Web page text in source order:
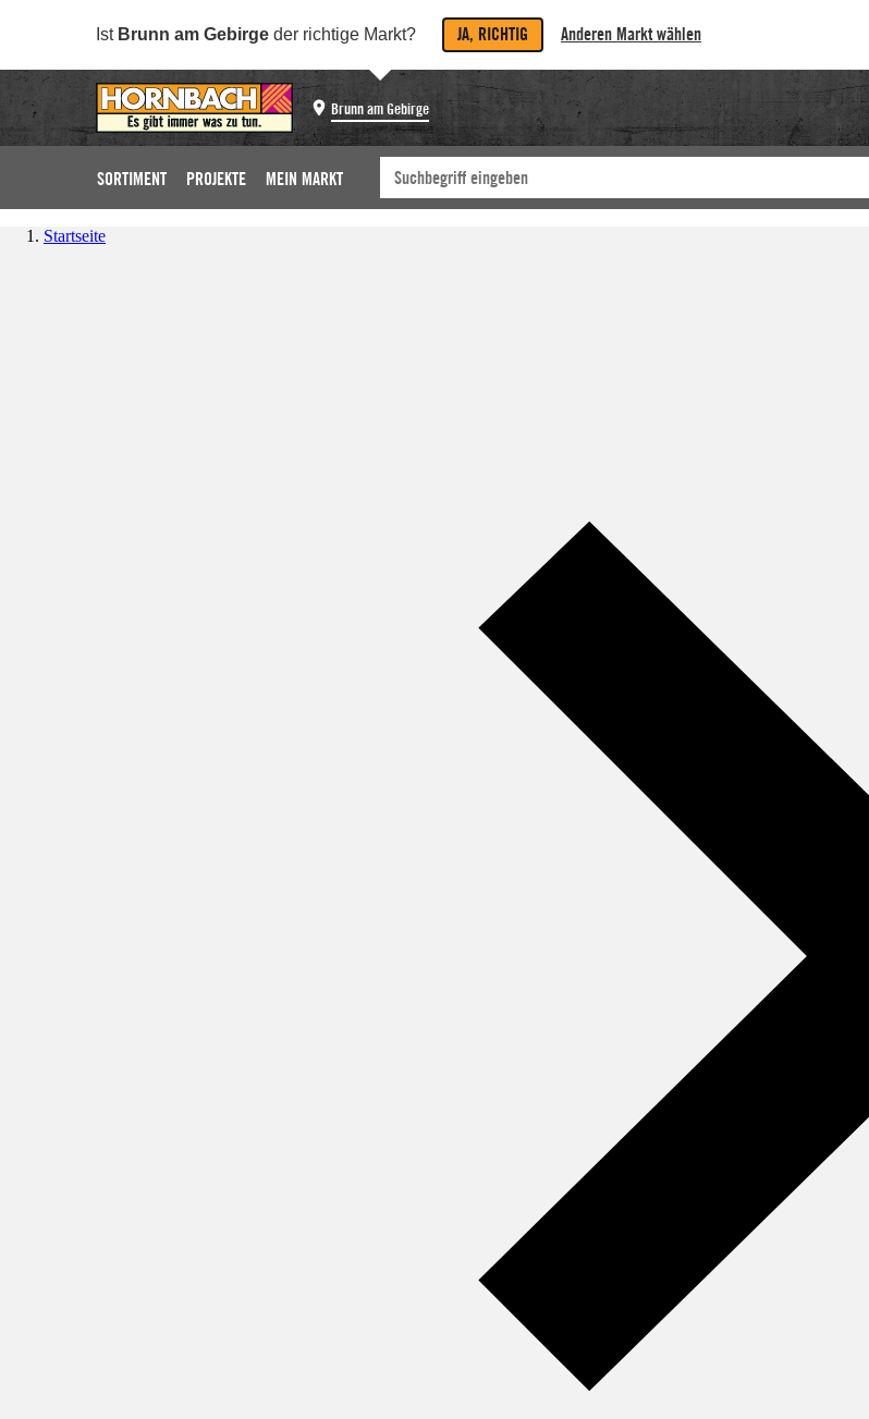
Ist Brunn am Gebirge der richtige Markt? JA, RICHTIG Anderen Markt wählen
Brunn am Gebirge
SORTIMENT PROJEKTE MEIN MARKT
Startseite